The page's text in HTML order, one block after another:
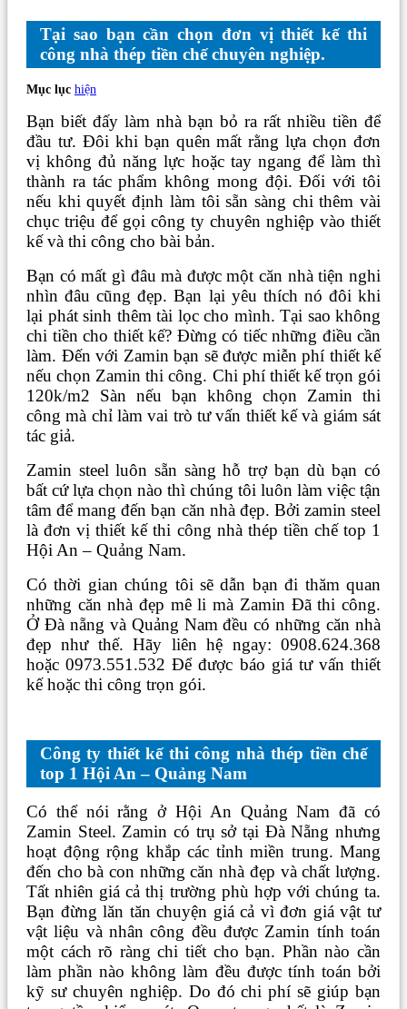
Tại sao bạn cần chọn đơn vị thiết kế thi
công nhà thép tiền chế chuyên nghiệp.
Mục lục hiện
Bạn biết đấy làm nhà bạn bỏ ra rất nhiều tiền để
đầu tư. Đôi khi bạn quên mất rằng lựa chọn đơn
vị không đủ năng lực hoặc tay ngang để làm thì
thành ra tác phẩm không mong đội. Đối với tôi
nếu khi quyết định làm tôi sẵn sàng chi thêm vài
chục triệu để gọi công ty chuyên nghiệp vào thiết
kế và thi công cho bài bản.
Bạn có mất gì đâu mà được một căn nhà tiện nghi
nhìn đâu cũng đẹp. Bạn lại yêu thích nó đôi khi
lại phát sinh thêm tài lọc cho mình. Tại sao không
chi tiền cho thiết kế? Đừng có tiếc những điều cần
làm. Đến với Zamin bạn sẽ được miễn phí thiết kế
nếu chọn Zamin thi công. Chi phí thiết kế trọn gói
120k/m2 Sàn nếu bạn không chọn Zamin thi
công mà chỉ làm vai trò tư vấn thiết kế và giám sát
tác giả.
Zamin steel luôn sẵn sàng hỗ trợ bạn dù bạn có
bất cứ lựa chọn nào thì chúng tôi luôn làm việc tận
tâm để mang đến bạn căn nhà đẹp. Bởi zamin steel
là đơn vị thiết kế thi công nhà thép tiền chế top 1
Hội An – Quảng Nam.
Có thời gian chúng tôi sẽ dẫn bạn đi thăm quan
những căn nhà đẹp mê li mà Zamin Đã thi công.
Ở Đà nẵng và Quảng Nam đều có những căn nhà
đẹp như thế. Hãy liên hệ ngay: 0908.624.368
hoặc 0973.551.532 Để được báo giá tư vấn thiết
kế hoặc thi công trọn gói.
Công ty thiết kế thi công nhà thép tiền chế
top 1 Hội An – Quảng Nam
Có thể nói rằng ở Hội An Quảng Nam đã có
Zamin Steel. Zamin có trụ sở tại Đà Nẵng nhưng
hoạt động rộng khắp các tỉnh miền trung. Mang
đến cho bà con những căn nhà đẹp và chất lượng.
Tất nhiên giá cả thị trường phù hợp với chúng ta.
Bạn đừng lăn tăn chuyện giá cả vì đơn giá vật tư
vật liệu và nhân công đều được Zamin tính toán
một cách rõ ràng chi tiết cho bạn. Phần nào cần
làm phần nào không làm đều được tính toán bởi
kỹ sư chuyên nghiệp. Do đó chi phí sẽ giúp bạn